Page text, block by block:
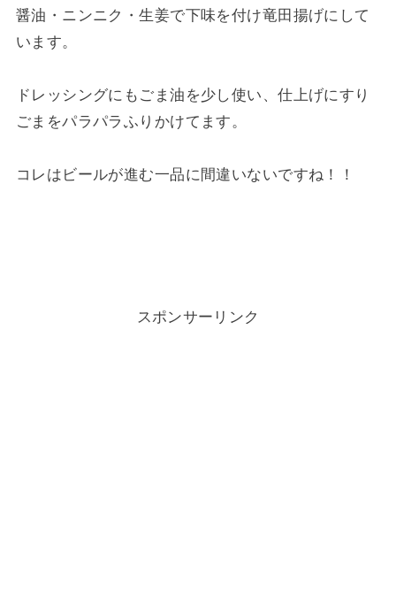
醤油・ニンニク・生姜で下味を付け竜田揚げにして
います。
ドレッシングにもごま油を少し使い、仕上げにすり
ごまをパラパラふりかけてます。
コレはビールが進む一品に間違いないですね！！
スポンサーリンク